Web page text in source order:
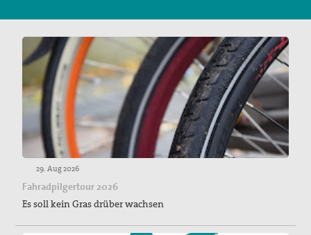
29. Aug 2026
Fahradpilgertour 2026
Es soll kein Gras drüber wachsen